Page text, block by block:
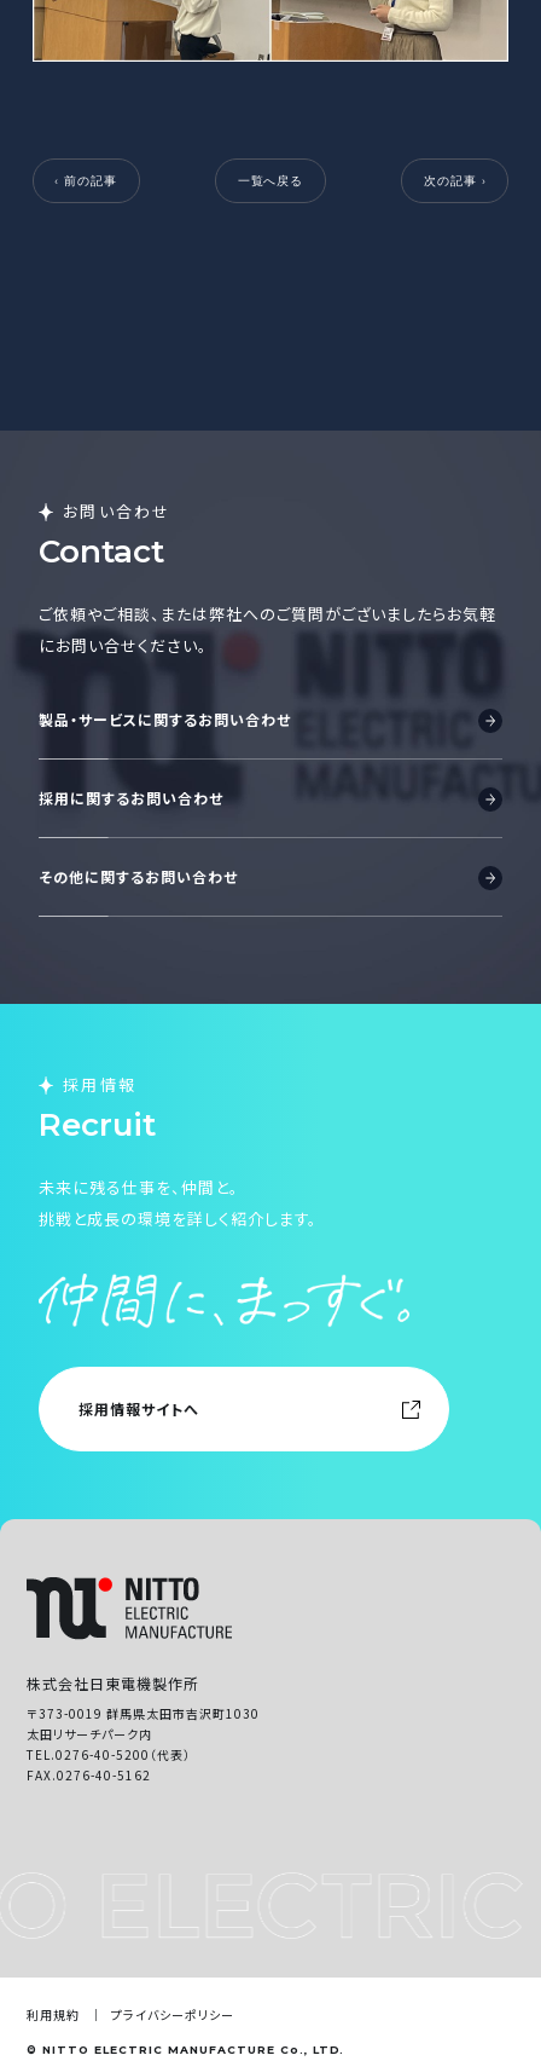
‹ 前の記事 一覧へ戻る 次の記事 ›
お問い合わせ
Contact
ご依頼やご相談、または弊社へのご質問がございましたらお気軽
にお問い合せください。
製品・サービスに関するお問い合わせ
採用に関するお問い合わせ
その他に関するお問い合わせ
採用情報
Recruit
未来に残る仕事を、仲間と。
挑戦と成長の環境を詳しく紹介します。
採用情報サイトへ
株式会社日東電機製作所
〒373-0019 群馬県太田市吉沢町1030
太田リサーチパーク内
TEL.0276-40-5200（代表）
FAX.0276-40-5162
利用規約 プライバシーポリシー
© NITTO ELECTRIC MANUFACTURE Co., LTD.